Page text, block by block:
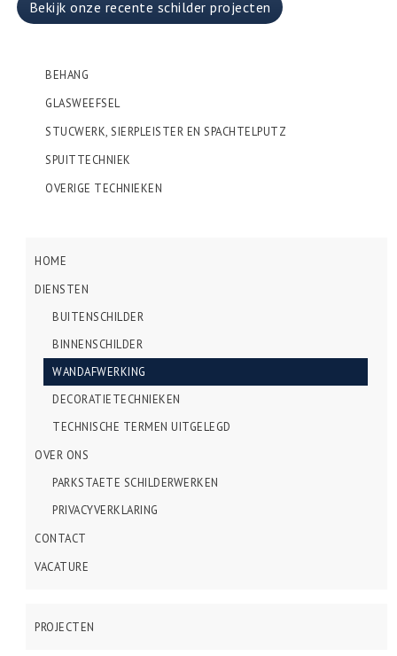
Bekijk onze recente schilder projecten
BEHANG
GLASWEEFSEL
STUCWERK, SIERPLEISTER EN SPACHTELPUTZ
SPUITTECHNIEK
OVERIGE TECHNIEKEN
HOME
DIENSTEN
BUITENSCHILDER
BINNENSCHILDER
WANDAFWERKING
DECORATIETECHNIEKEN
TECHNISCHE TERMEN UITGELEGD
OVER ONS
PARKSTAETE SCHILDERWERKEN
PRIVACYVERKLARING
CONTACT
VACATURE
PROJECTEN